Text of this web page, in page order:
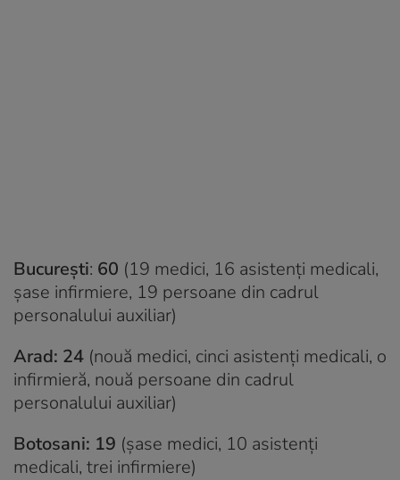
București: 60 (19 medici, 16 asistenți medicali,
șase infirmiere, 19 persoane din cadrul
personalului auxiliar)
Arad: 24 (nouă medici, cinci asistenți medicali, o
infirmieră, nouă persoane din cadrul
personalului auxiliar)
Botosani: 19 (șase medici, 10 asistenți
medicali, trei infirmiere)